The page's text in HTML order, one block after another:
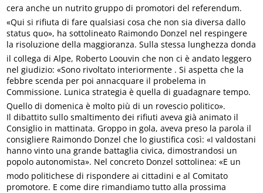
cera anche un nutrito gruppo di promotori del referendum.
«Qui si rifiuta di fare qualsiasi cosa che non sia diversa dallo
status quo», ha sottolineato Raimondo Donzel nel respingere
la risoluzione della maggioranza. Sulla stessa lunghezza donda
il collega di Alpe, Roberto Loouvin che non ci è andato leggero
nel giudizio: «Sono rivoltato interiormente . Si aspetta che la
febbre scenda per poi annacquare il probelema in
Commissione. Lunica strategia è quella di guadagnare tempo.
Quello di domenica è molto più di un rovescio politico».
Il dibattito sullo smaltimento dei rifiuti aveva già animato il
Consiglio in mattinata. Groppo in gola, aveva preso la parola il
consigliere Raimondo Donzel che lo giustifica così: «I valdostani
hanno vinto una grande battaglia civica, dimostrandosi un
popolo autonomista». Nel concreto Donzel sottolinea: «E un
modo politichese di rispondere ai cittadini e al Comitato
promotore. E come dire rimandiamo tutto alla prossima